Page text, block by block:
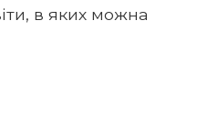
в яких можна